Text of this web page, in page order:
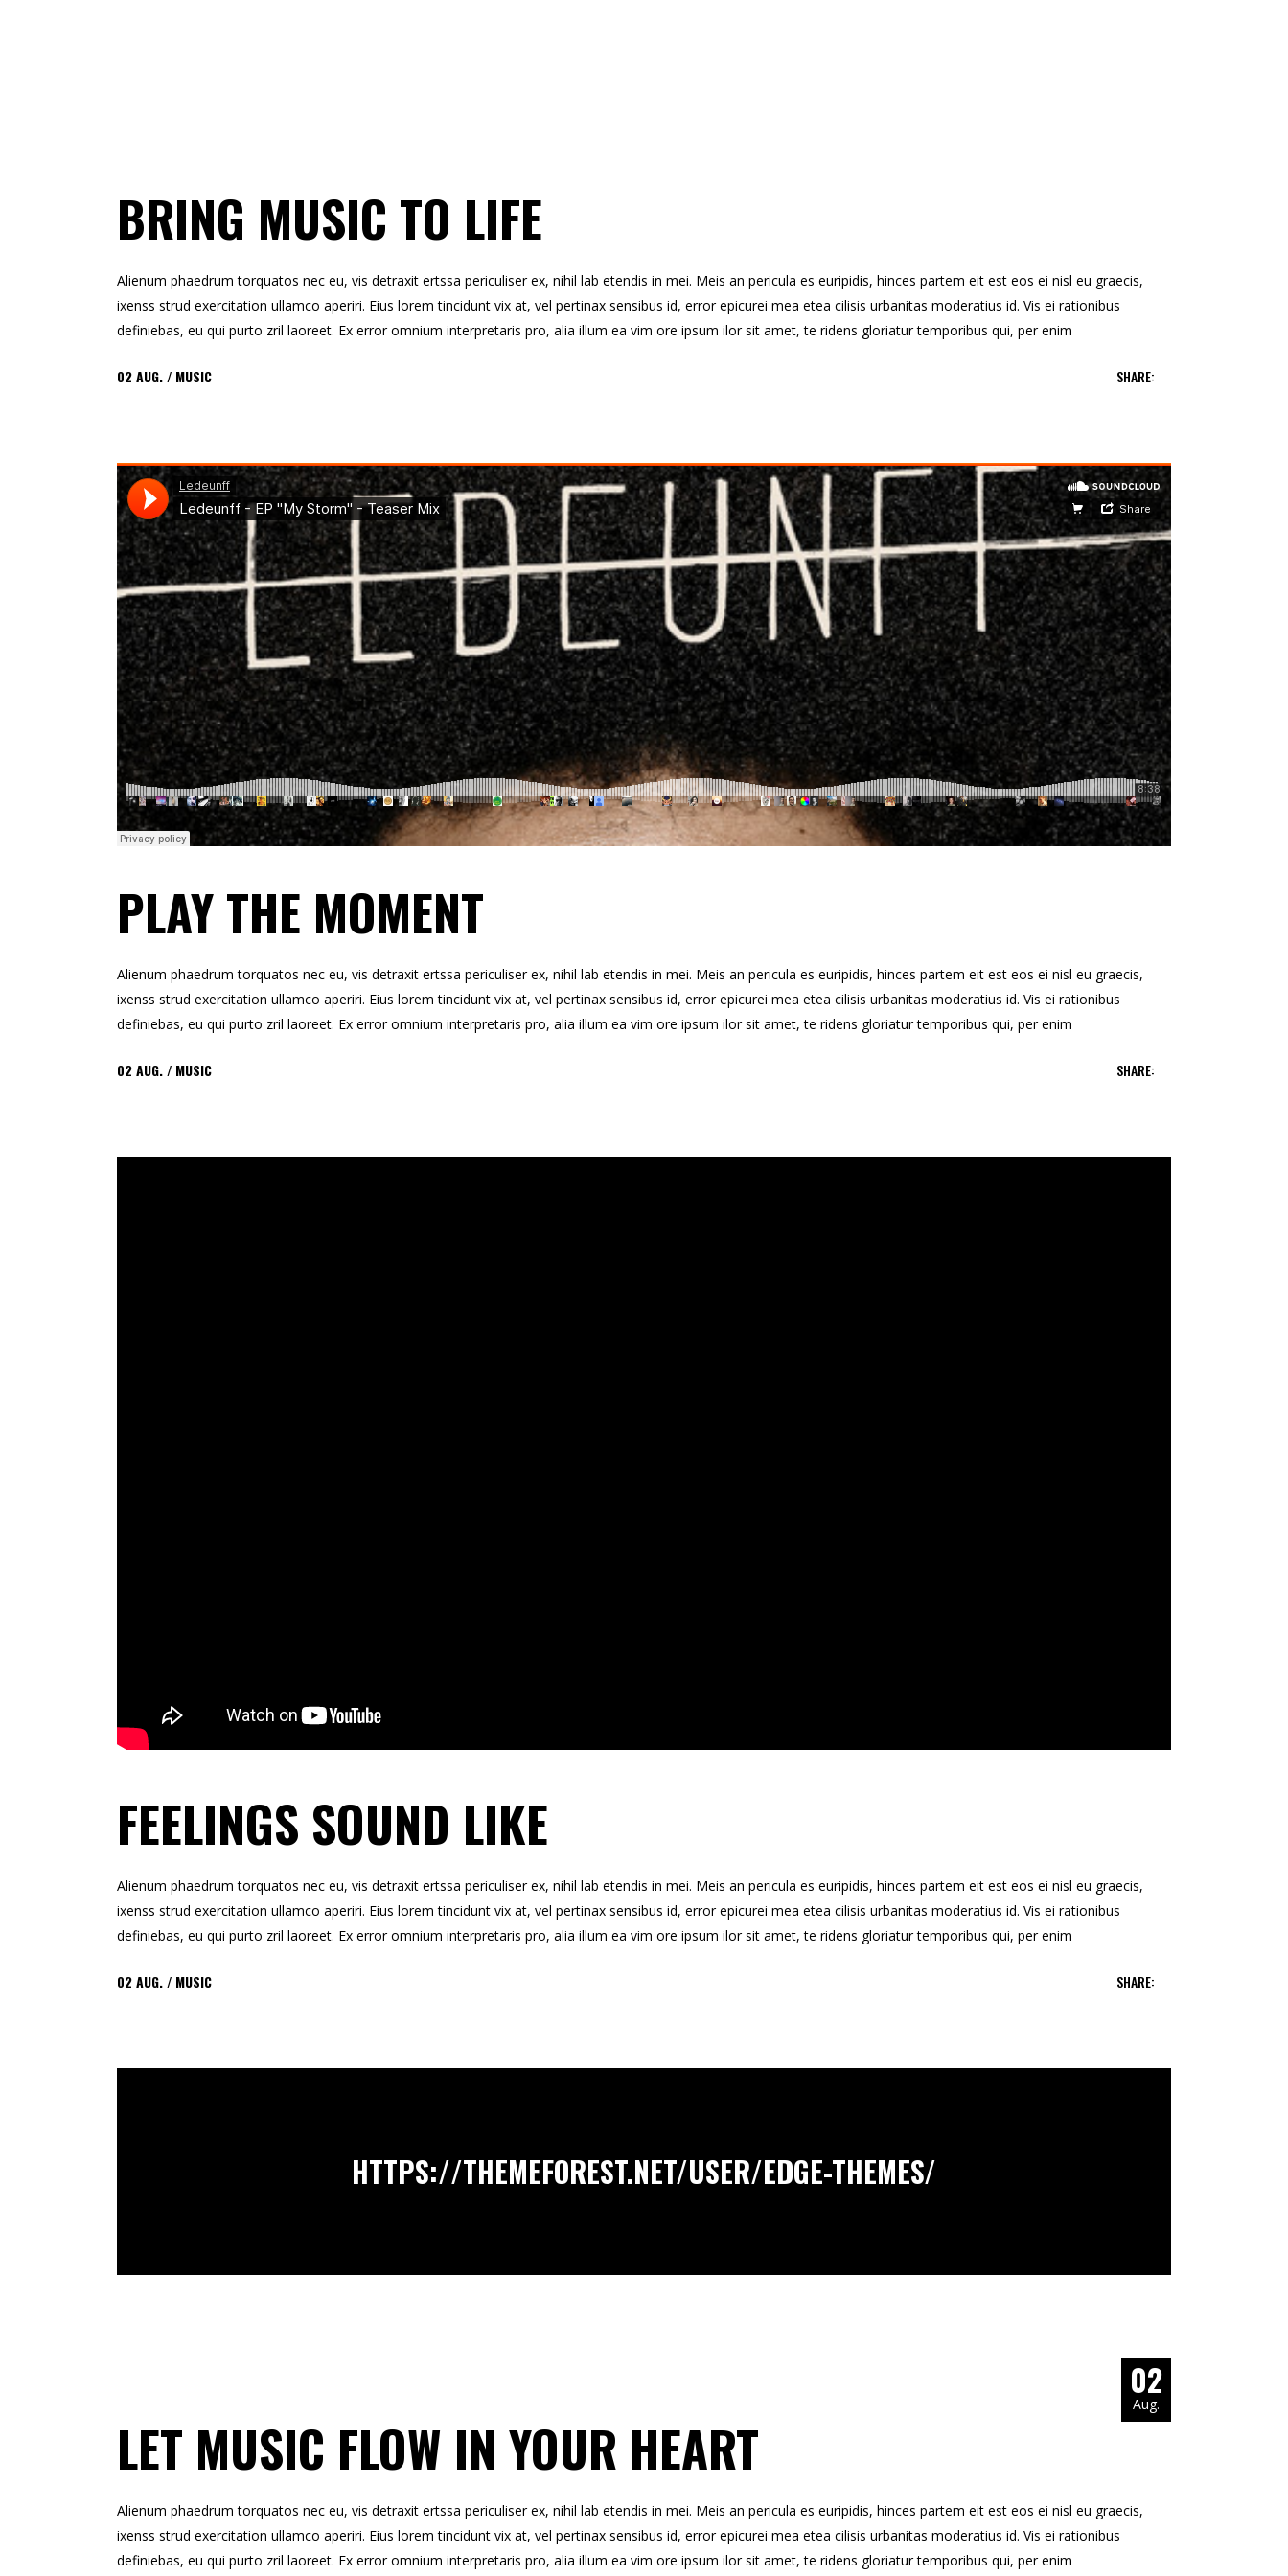
BRING MUSIC TO LIFE
Alienum phaedrum torquatos nec eu, vis detraxit ertssa periculiser ex, nihil lab etendis in mei. Meis an pericula es euripidis, hinces partem eit est eos ei nisl eu graecis,
ixenss strud exercitation ullamco aperiri. Eius lorem tincidunt vix at, vel pertinax sensibus id, error epicurei mea etea cilisis urbanitas moderatius id. Vis ei rationibus
definiebas, eu qui purto zril laoreet. Ex error omnium interpretaris pro, alia illum ea vim ore ipsum ilor sit amet, te ridens gloriatur temporibus qui, per enim
02AUG. MUSIC SHARE:
PLAY THE MOMENT
Alienum phaedrum torquatos nec eu, vis detraxit ertssa periculiser ex, nihil lab etendis in mei. Meis an pericula es euripidis, hinces partem eit est eos ei nisl eu graecis,
ixenss strud exercitation ullamco aperiri. Eius lorem tincidunt vix at, vel pertinax sensibus id, error epicurei mea etea cilisis urbanitas moderatius id. Vis ei rationibus
definiebas, eu qui purto zril laoreet. Ex error omnium interpretaris pro, alia illum ea vim ore ipsum ilor sit amet, te ridens gloriatur temporibus qui, per enim
02AUG. MUSIC SHARE:
FEELINGS SOUND LIKE
Alienum phaedrum torquatos nec eu, vis detraxit ertssa periculiser ex, nihil lab etendis in mei. Meis an pericula es euripidis, hinces partem eit est eos ei nisl eu graecis,
ixenss strud exercitation ullamco aperiri. Eius lorem tincidunt vix at, vel pertinax sensibus id, error epicurei mea etea cilisis urbanitas moderatius id. Vis ei rationibus
definiebas, eu qui purto zril laoreet. Ex error omnium interpretaris pro, alia illum ea vim ore ipsum ilor sit amet, te ridens gloriatur temporibus qui, per enim
02AUG. MUSIC SHARE:
HTTPS://THEMEFOREST.NET/USER/EDGE-THEMES/
02
Aug.
LET MUSIC FLOW IN YOUR HEART
Alienum phaedrum torquatos nec eu, vis detraxit ertssa periculiser ex, nihil lab etendis in mei. Meis an pericula es euripidis, hinces partem eit est eos ei nisl eu graecis,
ixenss strud exercitation ullamco aperiri. Eius lorem tincidunt vix at, vel pertinax sensibus id, error epicurei mea etea cilisis urbanitas moderatius id. Vis ei rationibus
definiebas, eu qui purto zril laoreet. Ex error omnium interpretaris pro, alia illum ea vim ore ipsum ilor sit amet, te ridens gloriatur temporibus qui, per enim